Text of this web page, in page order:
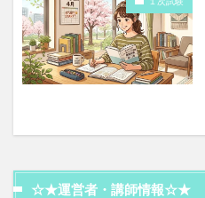
☆★運営者・講師情報☆★